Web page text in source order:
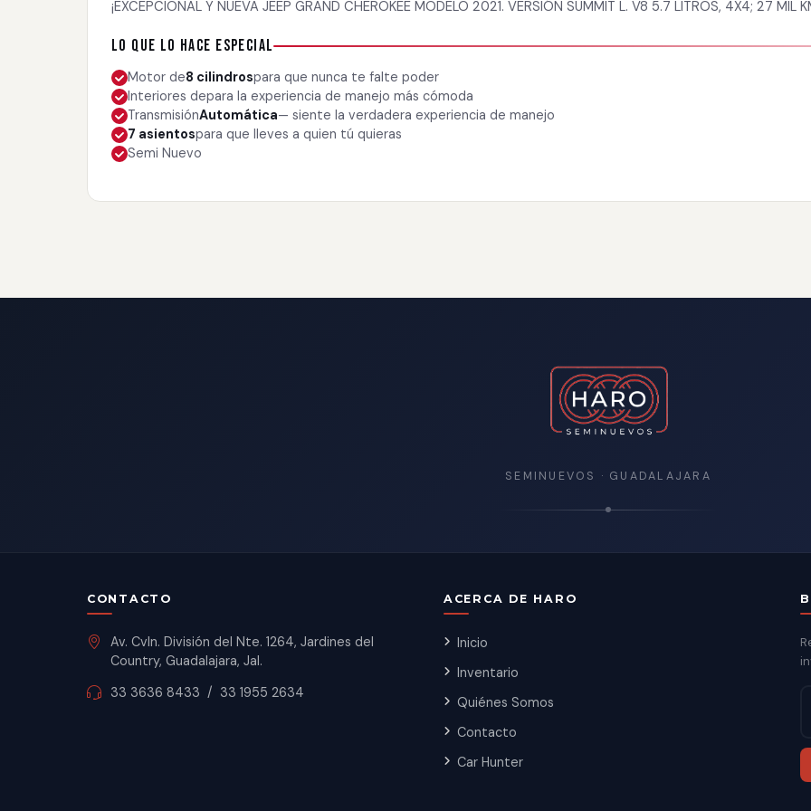
¡EXCEPCIONAL Y NUEVA JEEP GRAND CHEROKEE MODELO 2021. VERSIÓN SUMMIT L. V8 5.7 LITROS, 4X4; 27 MIL
Lo que lo hace especial
Motor de8 cilindrospara que nunca te falte poder
Interiores depara la experiencia de manejo más cómoda
TransmisiónAutomática— siente la verdadera experiencia de manejo
7 asientospara que lleves a quien tú quieras
Semi Nuevo
SEMINUEVOS · GUADALAJARA
CONTACTO
Av. Cvln. División del Nte. 1264, Jardines del
Country, Guadalajara, Jal.
33 3636 8433 / 33 1955 2634
ACERCA DE HARO
Inicio
Inventario
Quiénes Somos
Contacto
Car Hunter